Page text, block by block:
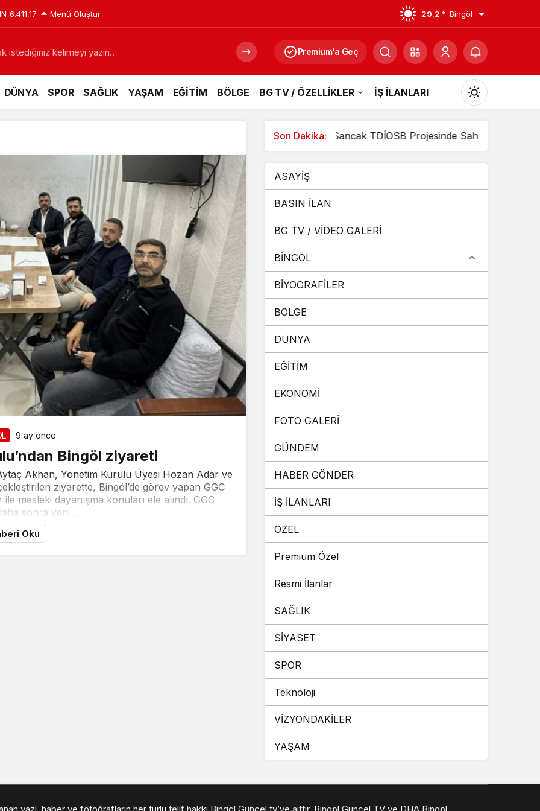
6.411,17 Menü Oluştur 29.2 ° Bingöl
istediğiniz kelimeyi yazın.. Premium'a Geç
DÜNYA SPOR SAĞLIK YAŞAM EĞİTİM BÖLGE BG TV / ÖZELLİKLER İŞ İLANLARI
Mod
değiştir
Gündüz Modu
Gece Modu
Gece modunu seçin.
Sistem Modu
Sistem modunu seçin.
9 ay önce
Bingöl ziyareti
Akhan, Yönetim Kurulu Üyesi Hozan Adar ve
ziyarette, Bingöl’de görev yapan GGC
mesleki dayanışma konuları ele alındı. GGC
sonra yeni...
Oku
Son Dakika:
Sancak TDİOSB Projesinde Saha İncelemesi Yapıldı:
ASAYİŞ
BASIN İLAN
BG TV / VİDEO GALERİ
BİNGÖL
BİYOGRAFİLER
BÖLGE
DÜNYA
EĞİTİM
EKONOMİ
FOTO GALERİ
GÜNDEM
HABER GÖNDER
İŞ İLANLARI
ÖZEL
Premium Özel
Resmi İlanlar
SAĞLIK
SİYASET
SPOR
Teknoloji
VİZYONDAKİLER
YAŞAM
Takip Et
Facebook Twitter
Youtube